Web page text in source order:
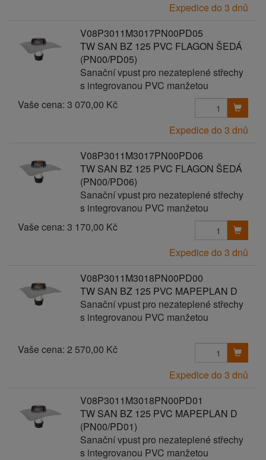
Expedice do 3 dnů
V08P3011M3017PN00PD05
TW SAN BZ 125 PVC FLAGON ŠEDÁ
(PN00/PD05)
Sanační vpust pro nezateplené střechy
s integrovanou PVC manžetou
Vaše cena: 3 070,00 Kč
Expedice do 3 dnů
V08P3011M3017PN00PD06
TW SAN BZ 125 PVC FLAGON ŠEDÁ
(PN00/PD06)
Sanační vpust pro nezateplené střechy
s integrovanou PVC manžetou
Vaše cena: 3 170,00 Kč
Expedice do 3 dnů
V08P3011M3018PN00PD00
TW SAN BZ 125 PVC MAPEPLAN D
Sanační vpust pro nezateplené střechy
s integrovanou PVC manžetou
Vaše cena: 2 570,00 Kč
Expedice do 3 dnů
V08P3011M3018PN00PD01
TW SAN BZ 125 PVC MAPEPLAN D
(PN00/PD01)
Sanační vpust pro nezateplené střechy
s integrovanou PVC manžetou